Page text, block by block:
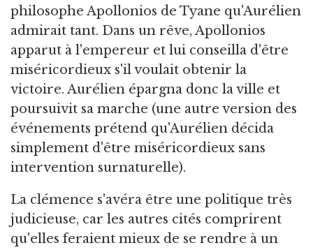
philosophe Apollonios de Tyane qu'Aurélien
admirait tant. Dans un rêve, Apollonios
apparut à l'empereur et lui conseilla d'être
miséricordieux s'il voulait obtenir la
victoire. Aurélien épargna donc la ville et
poursuivit sa marche (une autre version des
événements prétend qu'Aurélien décida
simplement d'être miséricordieux sans
intervention surnaturelle).
La clémence s'avéra être une politique très
judicieuse, car les autres cités comprirent
qu'elles feraient mieux de se rendre à un